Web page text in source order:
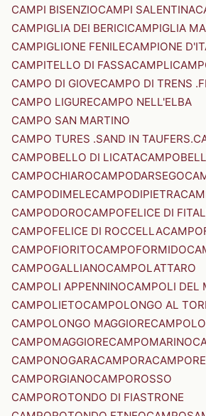
CAMPI BISENZIOCAMPI SALENTINA
CAMPIGLIA DEI BERICICAMPIGLIA
CAMPIGLIONE FENILECAMPIONE
CAMPITELLO DI FASSACAMPLI
CAMPO DI GIOVECAMPO DI TRENS
CAMPO LIGURECAMPO NELL'ELBA
CAMPO SAN MARTINO
CAMPO TURES .SAND IN TAUFERS.
CAMPOBELLO DI LICATA
CAMPOCHIAROCAMPODARSEGO
CAMPODIMELECAMPODIPIETRA
CAMPODOROCAMPOFELICE DI
CAMPOFELICE DI ROCCELLA
CAMPOFIORITOCAMPOFORMIDO
CAMPOGALLIANOCAMPOLATTARO
CAMPOLI APPENNINOCAMPOLI DEL
CAMPOLIETOCAMPOLONGO AL
CAMPOLONGO MAGGIORE
CAMPOMAGGIORECAMPOMARINO
CAMPONOGARACAMPORA
CAMPORGIANOCAMPOROSSO
CAMPOROTONDO DI FIASTRONE